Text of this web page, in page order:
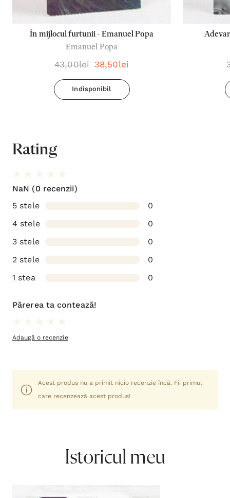
În mijlocul furtunii - Emanuel Popa
Emanuel Popa
43,00lei 38,50lei
Indisponibil
Rating
NaN (0 recenzii)
5 stele
0
4 stele
0
3 stele
0
2 stele
0
1 stea
0
Părerea ta contează!
Adaugă o recenzie
Acest produs nu a primit nicio recenzie încă. Fii primul
care recenzează acest produs!
Istoricul meu